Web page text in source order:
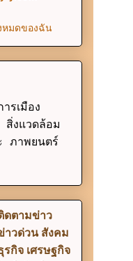
หมดของฉัน
รเมือง
สิ่งแวดล้อม
ภาพยนตร์
ดตามข่าว
าวด่วน สังคม
รกิจ เศรษฐกิจ